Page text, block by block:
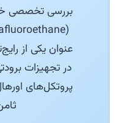
بررسی تخصصی
در تجهیزات
ثامن